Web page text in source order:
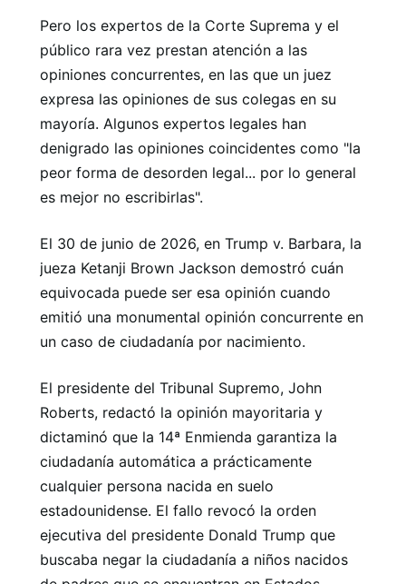
Pero los expertos de la Corte Suprema y el
público rara vez prestan atención a las
opiniones concurrentes, en las que un juez
expresa las opiniones de sus colegas en su
mayoría. Algunos expertos legales han
denigrado las opiniones coincidentes como "la
peor forma de desorden legal... por lo general
es mejor no escribirlas".
El 30 de junio de 2026, en Trump v. Barbara, la
jueza Ketanji Brown Jackson demostró cuán
equivocada puede ser esa opinión cuando
emitió una monumental opinión concurrente en
un caso de ciudadanía por nacimiento.
El presidente del Tribunal Supremo, John
Roberts, redactó la opinión mayoritaria y
dictaminó que la 14ª Enmienda garantiza la
ciudadanía automática a prácticamente
cualquier persona nacida en suelo
estadounidense. El fallo revocó la orden
ejecutiva del presidente Donald Trump que
buscaba negar la ciudadanía a niños nacidos